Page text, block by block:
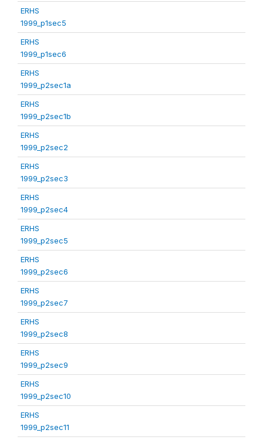
ERHS
1999_p1sec5
ERHS
1999_p1sec6
ERHS
1999_p2sec1a
ERHS
1999_p2sec1b
ERHS
1999_p2sec2
ERHS
1999_p2sec3
ERHS
1999_p2sec4
ERHS
1999_p2sec5
ERHS
1999_p2sec6
ERHS
1999_p2sec7
ERHS
1999_p2sec8
ERHS
1999_p2sec9
ERHS
1999_p2sec10
ERHS
1999_p2sec11